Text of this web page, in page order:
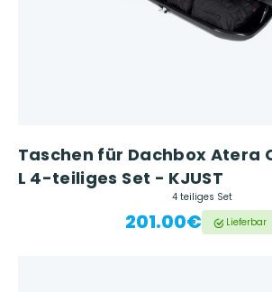
Taschen für Dachbox Atera
L 4-teiliges Set - KJUST
4 teiliges Set
201.00€ Lieferbar